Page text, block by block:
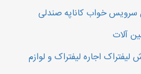
خواب کاناپه صندلی
آلات
اجاره لیفتراک و لوازم